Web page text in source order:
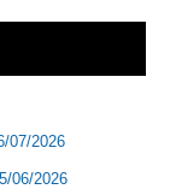
07/2026
06/2026